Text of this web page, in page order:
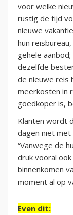
voor welke
rustig de tijd
nieuwe
hun
gehele
dezelfde
de nieuwe reis
meerkosten in
goedkoper is,
Klanten wordt
dagen niet
“Vanwege de
druk vooral
binnenkomen
moment al op
Even dit: